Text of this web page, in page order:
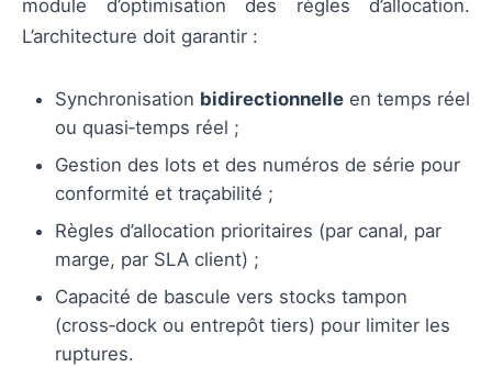
module d’optimisation des règles d’allocation.
L’architecture doit garantir :
Synchronisation bidirectionnelle en temps réel
ou quasi‑temps réel ;
Gestion des lots et des numéros de série pour
conformité et traçabilité ;
Règles d’allocation prioritaires (par canal, par
marge, par SLA client) ;
Capacité de bascule vers stocks tampon
(cross‑dock ou entrepôt tiers) pour limiter les
ruptures.